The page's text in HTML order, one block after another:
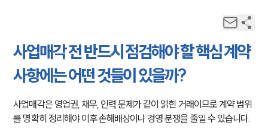
사업매각 전 반드시 점검해야 할 핵심 계약
사항에는 어떤 것들이 있을까?
사업매각은 영업권, 채무, 인력 문제가 같이 얽힌 거래이므로 계약 범위
를 명확히 정리해야 이후 손해배상이나 경영 분쟁을 줄일 수 있습니다.